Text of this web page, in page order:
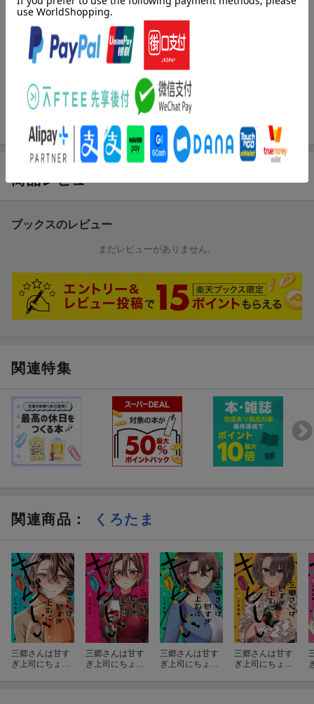
内容紹介（JPROより）
第4巻では海でのWデートの続きから文化祭までイベントが目白押
し！！
水越くんと熱海ちゃん、烈火くんと西園寺さんのカップルはもち
ろん
紫さんにもラブコメの波動が！？
そして水越くんと熱海ちゃんの関係にも進展が・・・！？
商品レビュー
ブックスのレビュー
まだレビューがありません。
関連特集
関連商品 ： くろたま
三郷さんは甘す
ぎ上司にちょっ
三郷さんは甘す
ぎ上司にちょっ
三郷さんは甘す
ぎ上司にちょっ
三郷さんは甘す
ぎ上司にちょっ